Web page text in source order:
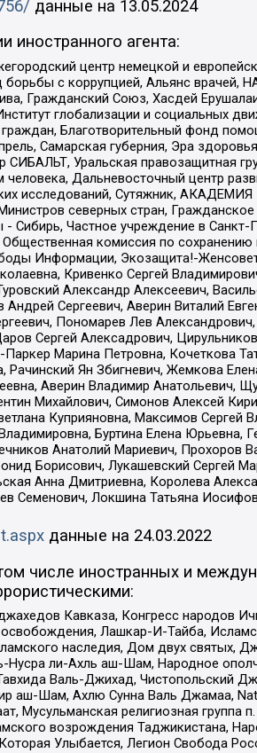
данные на 13.05.2024
агента:
центр немецкой и
борьбы с коррупцией, Альянс
Гражданский Союз, Хасдей
глобализации и социальных
Благотворительный фонд
Самарская губерния, Эра
Уральская правозащитная
Дальневосточный центр
исследований, Сутяжник,
северных стран,
Сибирь, Частное учреждение в
комиссия по
Информации, Экозащита!-
Кривенко Сергей
Александр Алексеевич,
Сергеевич, Аверин Виталий
Пономарев Лев
Сергей Алексадрович,
Марина Петровна, Кочеткова
Рачинский Ян Збигневич, Жемкова
Аверин Владимир Анатольевич,
Михайлович, Симонов Алексей
Куприяновна, Максимов Сергей
Буртина Елена
Анатолий Мариевич, Прохоров
Борисович, Лукашевский Сергей
Анна Дмитриевна, Королева
Семенович, Локшина Татьяна
данные на 24.03.2022
числе иностранных и
Кавказа, Конгресс народов
Лашкар-И-Тайба,
наследия, Дом двух святых,
ли-Ахль аш-Шам, Народное
Валь-Джихад, Чистопольский
аш-Шам, Ахлю Сунна Валь Джамаа,
Мусульманская религиозная группа
возрождения Таджикистана,
Улыбается, Легион Свобода